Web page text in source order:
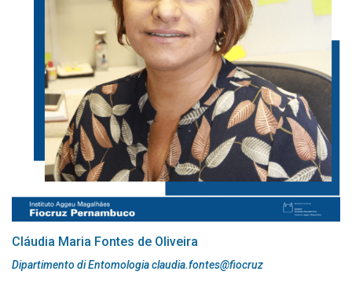
Cláudia Maria Fontes de Oliveira
Dipartimento di Entomologia claudia.fontes@fiocruz